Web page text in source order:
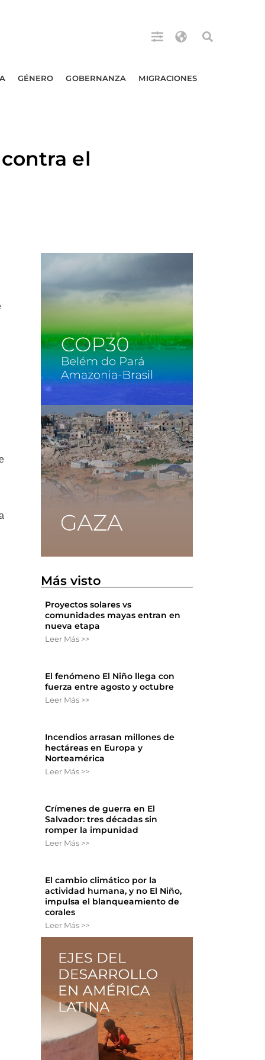
GÉNERO GOBERNANZA MIGRACIONES
el
Más visto
Proyectos solares vs
comunidades mayas entran en
nueva etapa
Leer Más >>
El fenómeno El Niño llega con
fuerza entre agosto y octubre
Leer Más >>
Incendios arrasan millones de
hectáreas en Europa y
Norteamérica
Leer Más >>
Crímenes de guerra en El
Salvador: tres décadas sin
romper la impunidad
Leer Más >>
El cambio climático por la
actividad humana, y no El Niño,
impulsa el blanqueamiento de
corales
Leer Más >>